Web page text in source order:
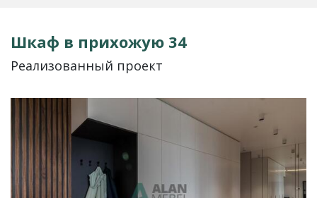
Шкаф в прихожую 34
Реализованный проект